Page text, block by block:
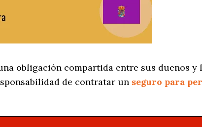
obligación compartida entre sus dueños y
de contratar un seguro para